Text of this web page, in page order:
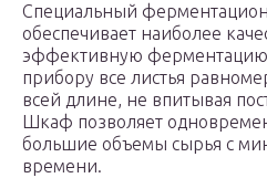
Специальный
обеспечивает наиболее
эффективную ферментацию.
прибору все листья
всей длине, не впитывая
Шкаф позволяет
большие объемы сырья с
времени.